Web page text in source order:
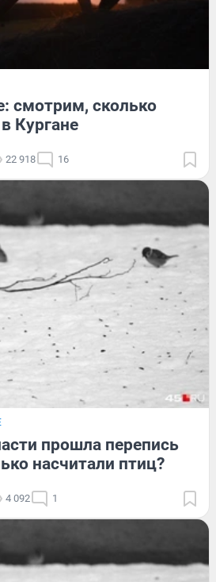
смотрим, сколько
Кургане
22 918 16
прошла перепись
насчитали птиц?
4 092 1